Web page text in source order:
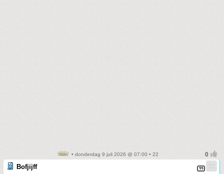
• donderdag 9 juli 2026 @ 07:00 • 22
Bofjijff